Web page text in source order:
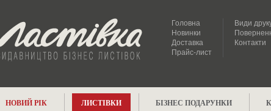
Головна
Новинки
Доставка
Прайс-лист
Види
Контакти
НОВИЙ РІК ЛИСТІВКИ БІЗНЕС ПОДАРУНКИ